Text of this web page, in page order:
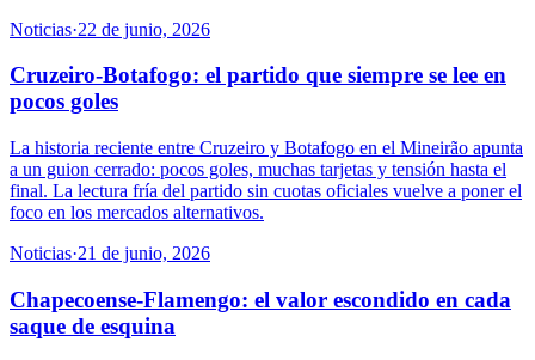
Noticias·22 de junio, 2026
Cruzeiro-Botafogo: el partido que siempre se lee en
pocos goles
La historia reciente entre Cruzeiro y Botafogo en el Mineirão apunta
a un guion cerrado: pocos goles, muchas tarjetas y tensión hasta el
final. La lectura fría del partido sin cuotas oficiales vuelve a poner el
foco en los mercados alternativos.
Noticias·21 de junio, 2026
Chapecoense-Flamengo: el valor escondido en cada
saque de esquina